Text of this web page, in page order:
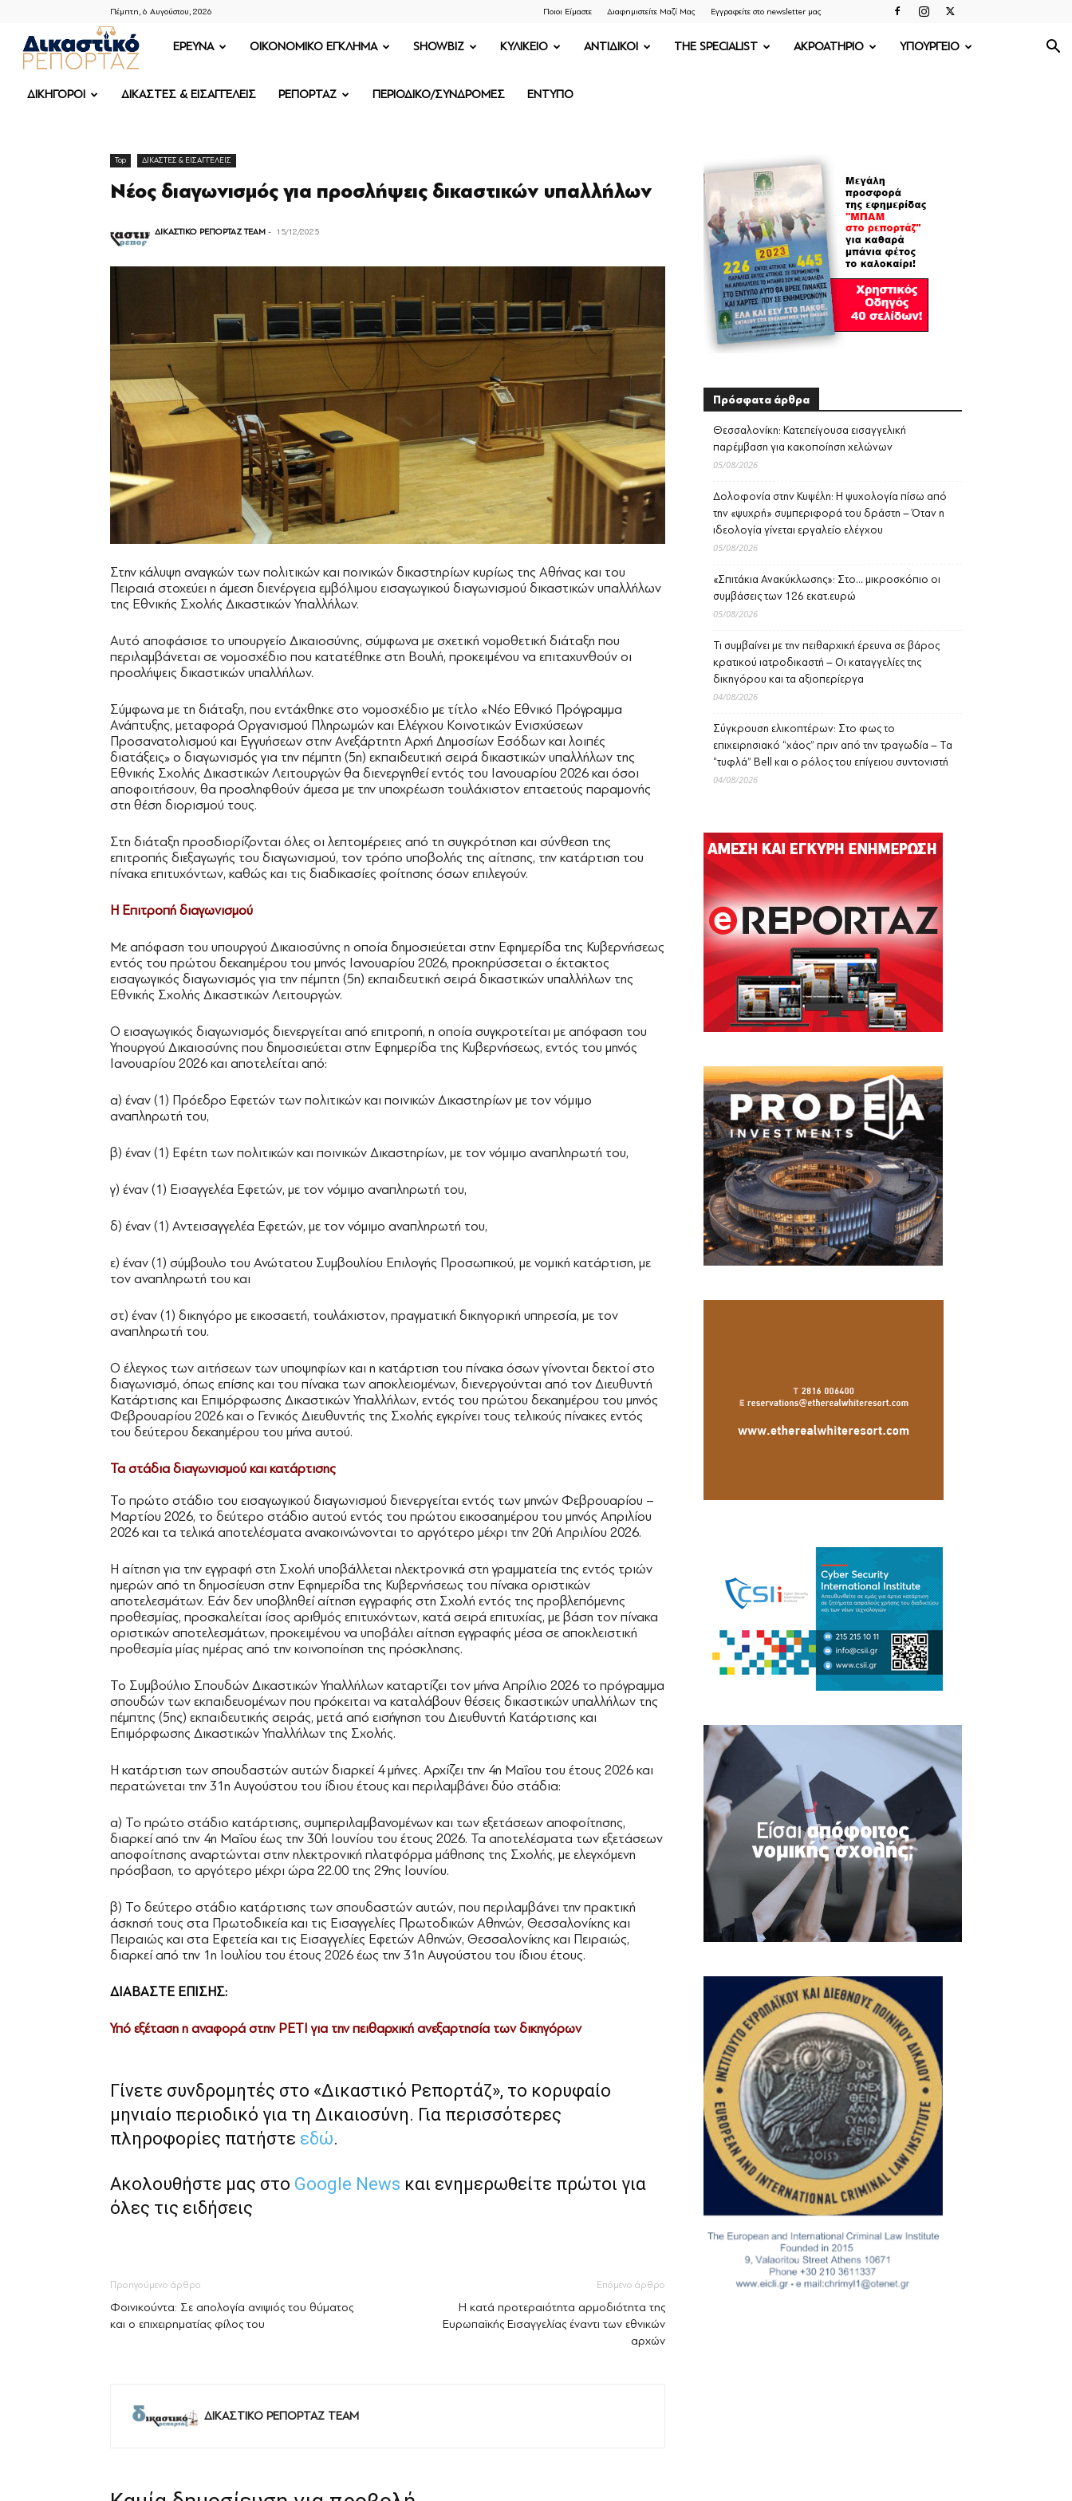
Πέμπτη, 6 Αυγούστου, 2026 Ποιοι Είμαστε Διαφημιστείτε Μαζί Μας Εγγραφείτε στο newsletter μας
ΔΙΚΑΣΤΙΚΟ
ΡΕΠΟΡΤΑΖ
ΕΡΕΥΝΑ OIKONOMIKO ΕΓΚΛΗΜΑ SHOWBIZ ΚΥΛΙΚΕΙΟ ΑΝΤΙΔΙΚΟΙ THE SPECIALIST ΑΚΡΟΑΤΗΡΙΟ ΥΠΟΥΡΓΕΙΟ
ΔΙΚΗΓΟΡΟΙ ΔΙΚΑΣΤΕΣ & ΕΙΣΑΓΓΕΛΕΙΣ ΡΕΠΟΡΤΑΖ ΠΕΡΙΟΔΙΚΟ/ΣΥΝΔΡΟΜΕΣ ΕΝΤΥΠΟ
Top ΔΙΚΑΣΤΕΣ & ΕΙΣΑΓΓΕΛΕΙΣ
Νέος διαγωνισμός για προσλήψεις δικαστικών υπαλλήλων
ΔΙΚΑΣΤΙΚΟ ΡΕΠΟΡΤΑΖ TEAM - 15/12/2025
Στην κάλυψη αναγκών των πολιτικών και ποινικών δικαστηρίων κυρίως της Αθήνας και του
Πειραιά στοχεύει η άμεση διενέργεια εμβόλιμου εισαγωγικού διαγωνισμού δικαστικών υπαλλήλων
της Εθνικής Σχολής Δικαστικών Υπαλλήλων.
Αυτό αποφάσισε το υπουργείο Δικαιοσύνης, σύμφωνα με σχετική νομοθετική διάταξη που
περιλαμβάνεται σε νομοσχέδιο που κατατέθηκε στη Βουλή, προκειμένου να επιταχυνθούν οι
προσλήψεις δικαστικών υπαλλήλων.
Σύμφωνα με τη διάταξη, που εντάχθηκε στο νομοσχέδιο με τίτλο «Νέο Εθνικό Πρόγραμμα
Ανάπτυξης, μεταφορά Οργανισμού Πληρωμών και Ελέγχου Κοινοτικών Ενισχύσεων
Προσανατολισμού και Εγγυήσεων στην Ανεξάρτητη Αρχή Δημοσίων Εσόδων και λοιπές
διατάξεις» ο διαγωνισμός για την πέμπτη (5η) εκπαιδευτική σειρά δικαστικών υπαλλήλων της
Εθνικής Σχολής Δικαστικών Λειτουργών θα διενεργηθεί εντός του Ιανουαρίου 2026 και όσοι
αποφοιτήσουν, θα προσληφθούν άμεσα με την υποχρέωση τουλάχιστον επταετούς παραμονής
στη θέση διορισμού τους.
Στη διάταξη προσδιορίζονται όλες οι λεπτομέρειες από τη συγκρότηση και σύνθεση της
επιτροπής διεξαγωγής του διαγωνισμού, τον τρόπο υποβολής της αίτησης, την κατάρτιση του
πίνακα επιτυχόντων, καθώς και τις διαδικασίες φοίτησης όσων επιλεγούν.
Η Επιτροπή διαγωνισμού
Με απόφαση του υπουργού Δικαιοσύνης η οποία δημοσιεύεται στην Εφημερίδα της Κυβερνήσεως
εντός του πρώτου δεκαημέρου του μηνός Ιανουαρίου 2026, προκηρύσσεται ο έκτακτος
εισαγωγικός διαγωνισμός για την πέμπτη (5η) εκπαιδευτική σειρά δικαστικών υπαλλήλων της
Εθνικής Σχολής Δικαστικών Λειτουργών.
Ο εισαγωγικός διαγωνισμός διενεργείται από επιτροπή, η οποία συγκροτείται με απόφαση του
Υπουργού Δικαιοσύνης που δημοσιεύεται στην Εφημερίδα της Κυβερνήσεως, εντός του μηνός
Ιανουαρίου 2026 και αποτελείται από:
α) έναν (1) Πρόεδρο Εφετών των πολιτικών και ποινικών Δικαστηρίων με τον νόμιμο
αναπληρωτή του,
β) έναν (1) Εφέτη των πολιτικών και ποινικών Δικαστηρίων, με τον νόμιμο αναπληρωτή του,
γ) έναν (1) Εισαγγελέα Εφετών, με τον νόμιμο αναπληρωτή του,
δ) έναν (1) Αντεισαγγελέα Εφετών, με τον νόμιμο αναπληρωτή του,
ε) έναν (1) σύμβουλο του Ανώτατου Συμβουλίου Επιλογής Προσωπικού, με νομική κατάρτιση, με
τον αναπληρωτή του και
στ) έναν (1) δικηγόρο με εικοσαετή, τουλάχιστον, πραγματική δικηγορική υπηρεσία, με τον
αναπληρωτή του.
Ο έλεγχος των αιτήσεων των υποψηφίων και η κατάρτιση του πίνακα όσων γίνονται δεκτοί στο
διαγωνισμό, όπως επίσης και του πίνακα των αποκλειομένων, διενεργούνται από τον Διευθυντή
Κατάρτισης και Επιμόρφωσης Δικαστικών Υπαλλήλων, εντός του πρώτου δεκαημέρου του μηνός
Φεβρουαρίου 2026 και ο Γενικός Διευθυντής της Σχολής εγκρίνει τους τελικούς πίνακες εντός
του δεύτερου δεκαημέρου του μήνα αυτού.
Τα στάδια διαγωνισμού και κατάρτισης
Το πρώτο στάδιο του εισαγωγικού διαγωνισμού διενεργείται εντός των μηνών Φεβρουαρίου –
Μαρτίου 2026, το δεύτερο στάδιο αυτού εντός του πρώτου εικοσαημέρου του μηνός Απριλίου
2026 και τα τελικά αποτελέσματα ανακοινώνονται το αργότερο μέχρι την 20ή Απριλίου 2026.
Η αίτηση για την εγγραφή στη Σχολή υποβάλλεται ηλεκτρονικά στη γραμματεία της εντός τριών
ημερών από τη δημοσίευση στην Εφημερίδα της Κυβερνήσεως του πίνακα οριστικών
αποτελεσμάτων. Εάν δεν υποβληθεί αίτηση εγγραφής στη Σχολή εντός της προβλεπόμενης
προθεσμίας, προσκαλείται ίσος αριθμός επιτυχόντων, κατά σειρά επιτυχίας, με βάση τον πίνακα
οριστικών αποτελεσμάτων, προκειμένου να υποβάλει αίτηση εγγραφής μέσα σε αποκλειστική
προθεσμία μίας ημέρας από την κοινοποίηση της πρόσκλησης.
Το Συμβούλιο Σπουδών Δικαστικών Υπαλλήλων καταρτίζει τον μήνα Απρίλιο 2026 το πρόγραμμα
σπουδών των εκπαιδευομένων που πρόκειται να καταλάβουν θέσεις δικαστικών υπαλλήλων της
πέμπτης (5ης) εκπαιδευτικής σειράς, μετά από εισήγηση του Διευθυντή Κατάρτισης και
Επιμόρφωσης Δικαστικών Υπαλλήλων της Σχολής.
Η κατάρτιση των σπουδαστών αυτών διαρκεί 4 μήνες. Αρχίζει την 4η Μαΐου του έτους 2026 και
περατώνεται την 31η Αυγούστου του ίδιου έτους και περιλαμβάνει δύο στάδια:
α) Το πρώτο στάδιο κατάρτισης, συμπεριλαμβανομένων και των εξετάσεων αποφοίτησης,
διαρκεί από την 4η Μαΐου έως την 30ή Ιουνίου του έτους 2026. Τα αποτελέσματα των εξετάσεων
αποφοίτησης αναρτώνται στην ηλεκτρονική πλατφόρμα μάθησης της Σχολής, με ελεγχόμενη
πρόσβαση, το αργότερο μέχρι ώρα 22.00 της 29ης Ιουνίου.
β) Το δεύτερο στάδιο κατάρτισης των σπουδαστών αυτών, που περιλαμβάνει την πρακτική
άσκησή τους στα Πρωτοδικεία και τις Εισαγγελίες Πρωτοδικών Αθηνών, Θεσσαλονίκης και
Πειραιώς και στα Εφετεία και τις Εισαγγελίες Εφετών Αθηνών, Θεσσαλονίκης και Πειραιώς,
διαρκεί από την 1η Ιουλίου του έτους 2026 έως την 31η Αυγούστου του ίδιου έτους.
ΔΙΑΒΑΣΤΕ ΕΠΙΣΗΣ:
Υπό εξέταση η αναφορά στην PETI για την πειθαρχική ανεξαρτησία των δικηγόρων
Γίνετε συνδρομητές στο «Δικαστικό Ρεπορτάζ», το κορυφαίο
μηνιαίο περιοδικό για τη Δικαιοσύνη. Για περισσότερες
πληροφορίες πατήστε εδώ.
Ακολουθήστε μας στο Google News και ενημερωθείτε πρώτοι για
όλες τις ειδήσεις
Προηγούμενο άρθρο
Φοινικούντα: Σε απολογία ανιψιός του θύματος
και ο επιχειρηματίας φίλος του
Επόμενο άρθρο
Η κατά προτεραιότητα αρμοδιότητα της
Ευρωπαϊκής Εισαγγελίας έναντι των εθνικών
αρχών
ΔΙΚΑΣΤΙΚΟ ΡΕΠΟΡΤΑΖ TEAM
Πρόσφατα άρθρα
Θεσσαλονίκη: Κατεπείγουσα εισαγγελική
παρέμβαση για κακοποίηση χελώνων
05/08/2026
Δολοφονία στην Κυψέλη: Η ψυχολογία πίσω από
την «ψυχρή» συμπεριφορά του δράστη – Όταν η
ιδεολογία γίνεται εργαλείο ελέγχου
05/08/2026
«Σπιτάκια Ανακύκλωσης»: Στο… μικροσκόπιο οι
συμβάσεις των 126 εκατ.ευρώ
05/08/2026
Τι συμβαίνει με την πειθαρχική έρευνα σε βάρος
κρατικού ιατροδικαστή – Οι καταγγελίες της
δικηγόρου και τα αξιοπερίεργα
04/08/2026
Σύγκρουση ελικοπτέρων: Στο φως το
επιχειρησιακό “χάος” πριν από την τραγωδία – Τα
“τυφλά” Bell και ο ρόλος του επίγειου συντονιστή
04/08/2026